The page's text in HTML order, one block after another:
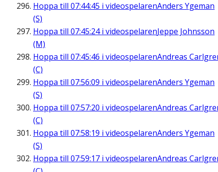
Hoppa till 07:44:45 i videospelarenAnders Ygeman
(S)
Hoppa till 07:45:24i videospelarenJeppe Johnsson
(M)
Hoppa till 07:45:46 i videospelarenAndreas
(C)
Hoppa till 07:56:09 i videospelarenAnders Ygeman
(S)
Hoppa till 07:57:20 i videospelarenAndreas
(C)
Hoppa till 07:58:19 i videospelarenAnders Ygeman
(S)
Hoppa till 07:59:17 i videospelarenAndreas